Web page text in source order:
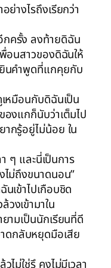
ย่างไรถึงเรียกว่า
ครั้ง ลงท้ายดิฉัน
อนสาวของดิฉันให้
นคำพูดที่แกคุยกับ
หมือนกับดิฉันเป็น
องแกก็นับว่าเต็มไป
กรู้อยู่ไม่น้อย ใน
ๆ และนี่เป็นการ
ม่ถึงขนาดนอน”
เข้าไปเกือบชิด
งเข้ามาใน
ามเป็นนักเรียนที่ดี
ดกลับหยุดมือเสีย
ไม่ใช่รึ คงไม่มีเวลา